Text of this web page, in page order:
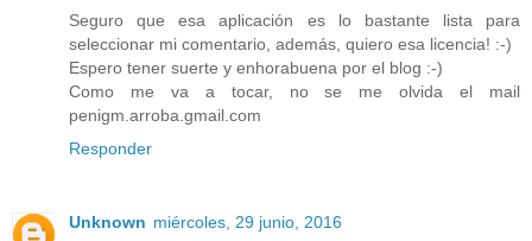
Seguro que esa aplicación es lo bastante lista para
seleccionar mi comentario, además, quiero esa licencia! :-)
Espero tener suerte y enhorabuena por el blog :-)
Como me va a tocar, no se me olvida el mail
penigm.arroba.gmail.com
Responder
Unknown miércoles, 29 junio, 2016